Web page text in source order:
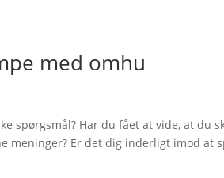
med omhu
spørgsmål? Har du fået at vide, at du
meninger? Er det dig inderligt imod at